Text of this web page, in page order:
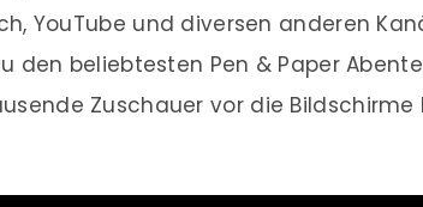
YouTube und diversen anderen
den beliebtesten Pen & Paper
Zuschauer vor die Bildschirme